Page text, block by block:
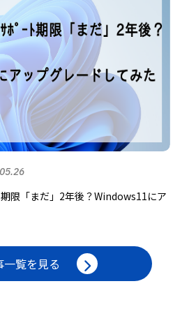
限「まだ」2年後？Windows11にア
一覧を見る